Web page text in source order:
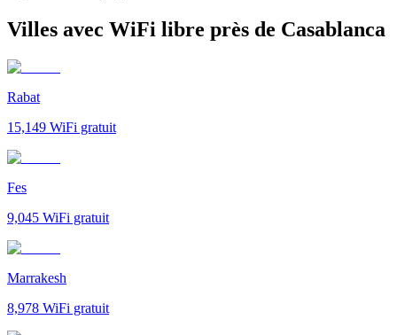
Villes avec WiFi libre près de Casablanca
Rabat
15,149 WiFi gratuit
Fes
9,045 WiFi gratuit
Marrakesh
8,978 WiFi gratuit